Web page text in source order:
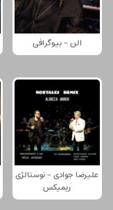
الن - بیوگرافی
علیرضا جوادی - نوستالژی
ریمیکس